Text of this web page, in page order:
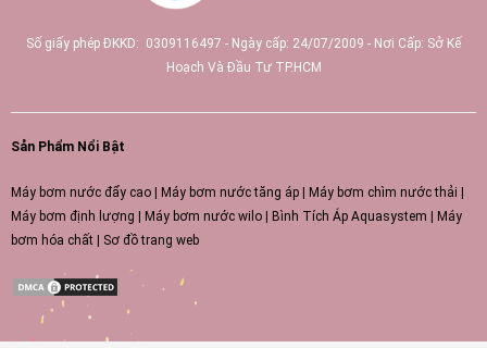
Số giấy phép ĐKKD: 0309116497 - Ngày cấp: 24/07/2009 - Nơi Cấp: Sở Kế
Hoạch Và Đầu Tư TP.HCM
Sản Phẩm Nổi Bật
Máy bơm nước đẩy cao | Máy bơm nước tăng áp | Máy bơm chìm nước thải |
Máy bơm định lượng | Máy bơm nước wilo | Bình Tích Áp Aquasystem | Máy
bơm hóa chất | Sơ đồ trang web